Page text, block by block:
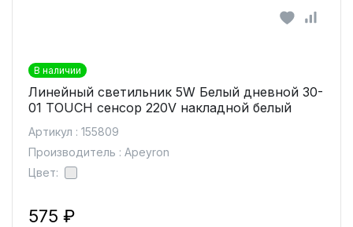
В наличии
Линейный светильник 5W Белый дневной 30-
01 TOUCH сенсор 220V накладной белый
Артикул : 155809
Производитель : Apeyron
Цвет:
575 ₽